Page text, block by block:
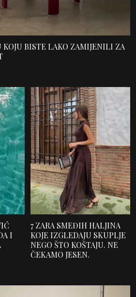
KOJU BISTE LAKO ZAMIJENILI ZA
I
7 ZARA SMEĐIH HALJINA
KOJE IZGLEDAJU SKUPLJE
NEGO ŠTO KOŠTAJU. NE
ČEKAMO JESEN.